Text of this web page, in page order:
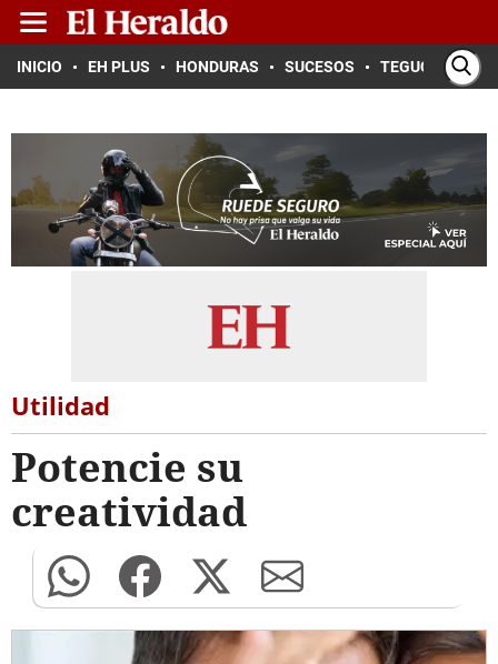
INICIO EH PLUS HONDURAS SUCESOS TEGUCIGALPA
Utilidad
Potencie su
creatividad